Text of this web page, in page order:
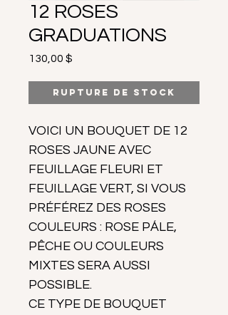
12 ROSES
GRADUATIONS
130,00 $
Rupture de stock
VOICI UN BOUQUET DE 12
ROSES JAUNE AVEC
FEUILLAGE FLEURI ET
FEUILLAGE VERT, SI VOUS
PRÉFÉREZ DES ROSES
COULEURS : ROSE PÁLE,
PÊCHE OU COULEURS
MIXTES SERA AUSSI
POSSIBLE.
CE TYPE DE BOUQUET